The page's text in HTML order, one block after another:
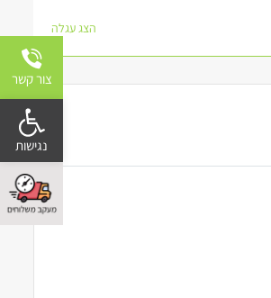
הצג עגלה
צור קשר
פתח